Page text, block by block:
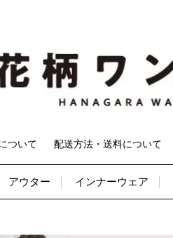
ついて 配送方法・送料について
アウター インナーウェア